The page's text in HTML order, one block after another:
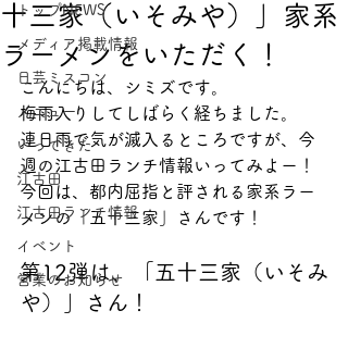
トップNEWS
メディア掲載情報
日芸ミスコン
メニュー
いってきた
江古田
江古田ランチ情報
イベント
営業のお知らせ
十三家（いそみや）」家系
ラーメンをいただく！
こんにちは、シミズです。
梅雨入りしてしばらく経ちました。
連日雨で気が滅入るところですが、今
週の江古田ランチ情報いってみよー！
今回は、都内屈指と評される家系ラー
メンの「五十三家」さんです！
第12弾は、「五十三家（いそみ
や）」さん！